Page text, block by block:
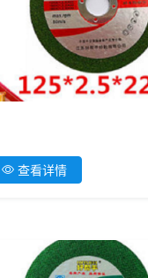
查看详情